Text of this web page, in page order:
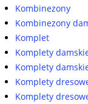
Kombinezony
Kombinezony
Komplet
Komplety
Komplety
Komplety
Komplety